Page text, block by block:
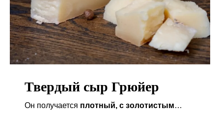
Твердый сыр Грюйер
Он получается плотный, с золотистым